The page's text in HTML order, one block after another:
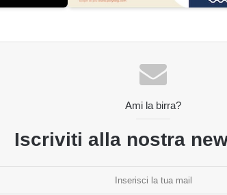
Ami la birra?
Iscriviti alla nostra